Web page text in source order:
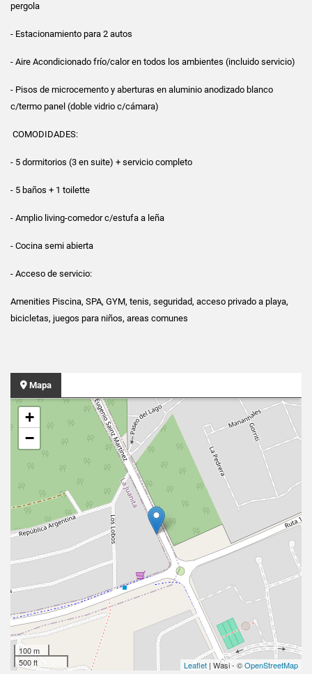
pergola
- Estacionamiento para 2 autos
- Aire Acondicionado frío/calor en todos los ambientes (incluido servicio)
- Pisos de microcemento y aberturas en aluminio anodizado blanco
c/termo panel (doble vidrio c/cámara)
COMODIDADES:
- 5 dormitorios (3 en suite) + servicio completo
- 5 baños + 1 toilette
- Amplio living-comedor c/estufa a leña
- Cocina semi abierta
- Acceso de servicio:
Amenities Piscina, SPA, GYM, tenis, seguridad, acceso privado a playa,
bicicletas, juegos para niños, areas comunes
Mapa
+
−
100 m
500 ft
Leaflet | Wasi - ©OpenStreetMap